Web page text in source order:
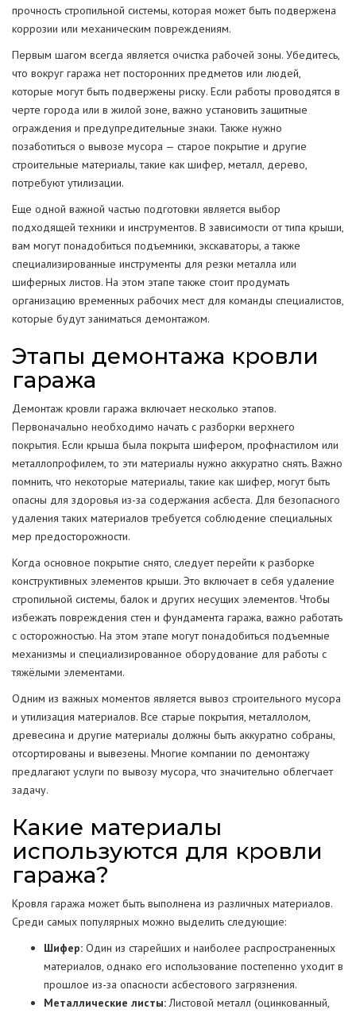
прочность стропильной системы, которая может быть подвержена
коррозии или механическим повреждениям.
Первым шагом всегда является очистка рабочей зоны. Убедитесь,
что вокруг гаража нет посторонних предметов или людей,
которые могут быть подвержены риску. Если работы проводятся в
черте города или в жилой зоне, важно установить защитные
ограждения и предупредительные знаки. Также нужно
позаботиться о вывозе мусора — старое покрытие и другие
строительные материалы, такие как шифер, металл, дерево,
потребуют утилизации.
Еще одной важной частью подготовки является выбор
подходящей техники и инструментов. В зависимости от типа крыши,
вам могут понадобиться подъемники, экскаваторы, а также
специализированные инструменты для резки металла или
шиферных листов. На этом этапе также стоит продумать
организацию временных рабочих мест для команды специалистов,
которые будут заниматься демонтажом.
Этапы демонтажа кровли
гаража
Демонтаж кровли гаража включает несколько этапов.
Первоначально необходимо начать с разборки верхнего
покрытия. Если крыша была покрыта шифером, профнастилом или
металлопрофилем, то эти материалы нужно аккуратно снять. Важно
помнить, что некоторые материалы, такие как шифер, могут быть
опасны для здоровья из-за содержания асбеста. Для безопасного
удаления таких материалов требуется соблюдение специальных
мер предосторожности.
Когда основное покрытие снято, следует перейти к разборке
конструктивных элементов крыши. Это включает в себя удаление
стропильной системы, балок и других несущих элементов. Чтобы
избежать повреждения стен и фундамента гаража, важно работать
с осторожностью. На этом этапе могут понадобиться подъемные
механизмы и специализированное оборудование для работы с
тяжёлыми элементами.
Одним из важных моментов является вывоз строительного мусора
и утилизация материалов. Все старые покрытия, металлолом,
древесина и другие материалы должны быть аккуратно собраны,
отсортированы и вывезены. Многие компании по демонтажу
предлагают услуги по вывозу мусора, что значительно облегчает
задачу.
Какие материалы
используются для кровли
гаража?
Кровля гаража может быть выполнена из различных материалов.
Среди самых популярных можно выделить следующие:
Шифер: Один из старейших и наиболее распространенных
материалов, однако его использование постепенно уходит в
прошлое из-за опасности асбестового загрязнения.
Металлические листы:Листовой металл (оцинкованный,